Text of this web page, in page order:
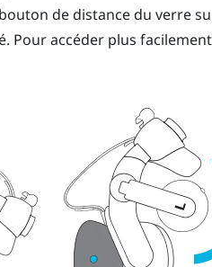
de distance du verre
Pour accéder plus